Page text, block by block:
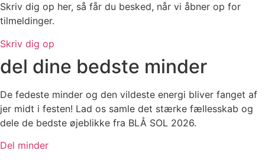
Skriv dig op her, så får du besked, når vi åbner op for
tilmeldinger.
Skriv dig op
del dine bedste minder
De fedeste minder og den vildeste energi bliver fanget af
jer midt i festen! Lad os samle det stærke fællesskab og
dele de bedste øjeblikke fra BLÅ SOL 2026.
Del minder